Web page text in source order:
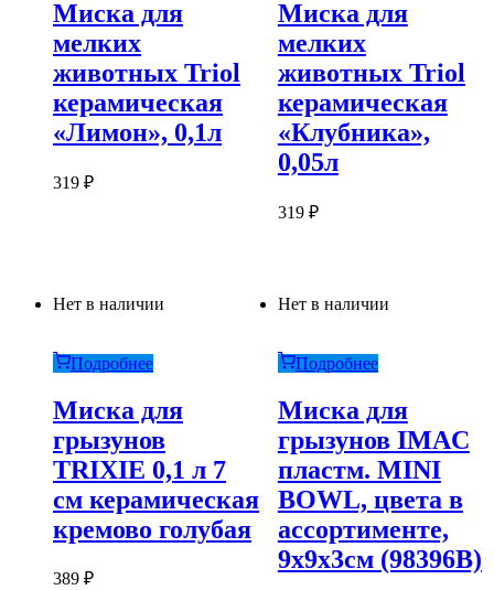
Миска для
мелких
животных Triol
керамическая
«Лимон», 0,1л
319 ₽
Миска для
мелких
животных Triol
керамическая
«Клубника»,
0,05л
319 ₽
Нет в наличии
Подробнее
Миска для
грызунов
TRIXIE 0,1 л 7
см керамическая
кремово голубая
389 ₽
Нет в наличии
Подробнее
Миска для
грызунов IMAC
пластм. MINI
BOWL, цвета в
ассортименте,
9х9х3см (98396В)